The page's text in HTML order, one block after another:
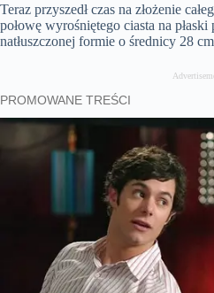
Teraz przyszedł czas na złożenie
połowę wyrośniętego ciasta na
natłuszczonej formie o średnicy 28